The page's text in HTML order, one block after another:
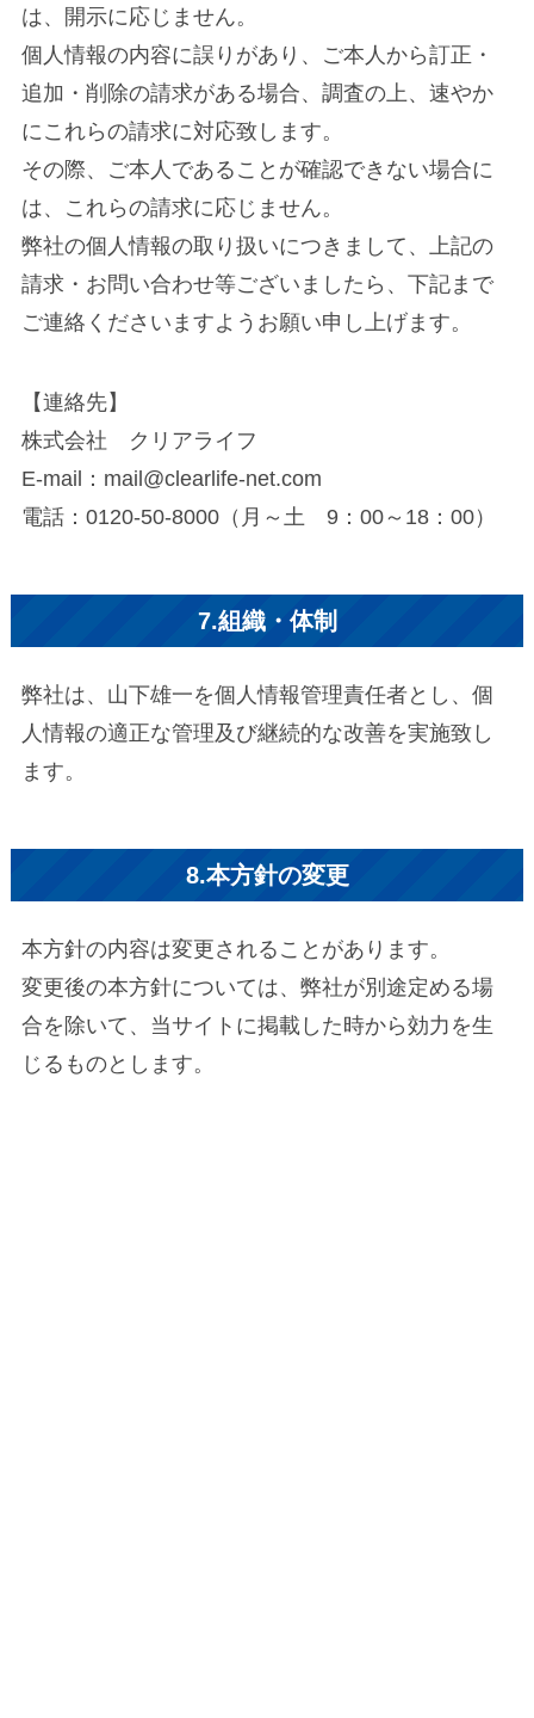
は、開示に応じません。
個人情報の内容に誤りがあり、ご本人から訂正・
追加・削除の請求がある場合、調査の上、速やか
にこれらの請求に対応致します。
その際、ご本人であることが確認できない場合に
は、これらの請求に応じません。
弊社の個人情報の取り扱いにつきまして、上記の
請求・お問い合わせ等ございましたら、下記まで
ご連絡くださいますようお願い申し上げます。
【連絡先】
株式会社 クリアライフ
E-mail：mail@clearlife-net.com
電話：0120-50-8000（月～土 9：00～18：00）
7.組織・体制
弊社は、山下雄一を個人情報管理責任者とし、個
人情報の適正な管理及び継続的な改善を実施致し
ます。
8.本方針の変更
本方針の内容は変更されることがあります。
変更後の本方針については、弊社が別途定める場
合を除いて、当サイトに掲載した時から効力を生
じるものとします。